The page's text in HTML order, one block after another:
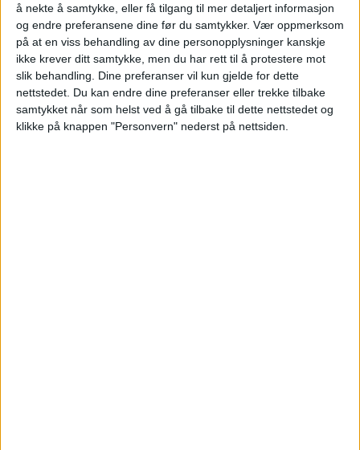
å nekte å samtykke, eller få tilgang til mer detaljert informasjon
og endre preferansene dine før du samtykker. Vær oppmerksom
på at en viss behandling av dine personopplysninger kanskje
ikke krever ditt samtykke, men du har rett til å protestere mot
slik behandling. Dine preferanser vil kun gjelde for dette
nettstedet. Du kan endre dine preferanser eller trekke tilbake
samtykket når som helst ved å gå tilbake til dette nettstedet og
klikke på knappen "Personvern" nederst på nettsiden.
overtent